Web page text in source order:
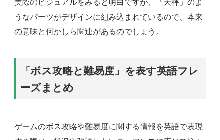
うなパーツがデザインに組み込まれているので、本来
の意味と何かしら関連があるのでしょう。
「ボス攻略と難易度」を表す英語フレ
ーズまとめ
ゲームのボス攻略や難易度に関する情報を英語で表現